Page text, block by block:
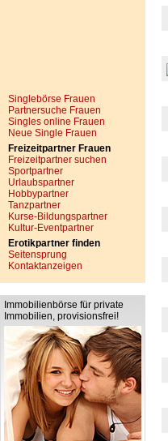
Singlebörse Frauen
Partnersuche Frauen
Singles online Frauen
Neue Single Frauen
Freizeitpartner Frauen
Freizeitpartner suchen
Sportpartner
Urlaubspartner
Hobbypartner
Tanzpartner
Kurse-Bildungspartner
Kultur-Eventpartner
Erotikpartner finden
Seitensprung
Kontaktanzeigen
Immobilienbörse für private
Immobilien, provisionsfrei!